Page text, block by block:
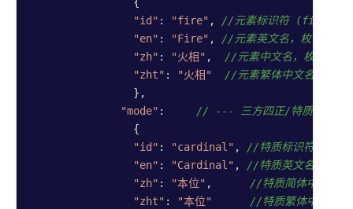
                {
"id" : "fire" , //元素标识符 (fire/
"en" : "Fire" , //元素英文名，枚举值请
"zh" : "火相" , //元素中文名，枚举值
"zht" : "火相"
//元素繁体中文名，枚
                },
"mode" : // --- 三方四正/特质属性
                {
"id" : "cardinal" , //特质标识符
"en" : "Cardinal" , //特质英文名 ，枚
"zh" : "本位" , //特质简体中文 ，
"zht" : "本位"
//特质繁体中文 ，